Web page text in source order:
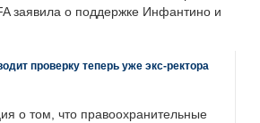
заявила о поддержке Инфантино и
проверку теперь уже экс-ректора
о том, что правоохранительные